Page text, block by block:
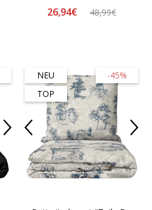
26,94€ 48,99€
-45%
NEU
TOP